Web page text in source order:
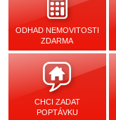
ODHAD NEMOVITOSTI
ZDARMA
CHCI ZADAT
POPTÁVKU